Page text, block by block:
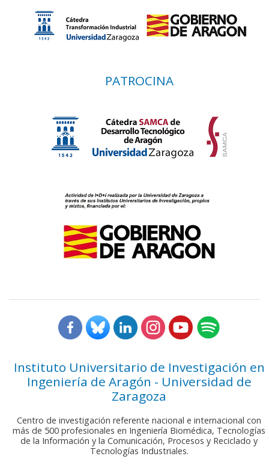
PATROCINA
Instituto Universitario de Investigación en
Ingeniería de Aragón - Universidad de
Zaragoza
Centro de investigación referente nacional e internacional con
más de 500 profesionales en Ingeniería Biomédica, Tecnologías
de la Información y la Comunicación, Procesos y Reciclado y
Tecnologías Industriales.